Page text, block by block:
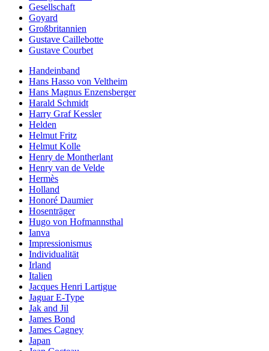
Gesellschaft
Goyard
Großbritannien
Gustave Caillebotte
Gustave Courbet
Handeinband
Hans Hasso von Veltheim
Hans Magnus Enzensberger
Harald Schmidt
Harry Graf Kessler
Helden
Helmut Fritz
Helmut Kolle
Henry de Montherlant
Henry van de Velde
Hermès
Holland
Honoré Daumier
Hosenträger
Hugo von Hofmannsthal
Ianva
Impressionismus
Individualität
Irland
Italien
Jacques Henri Lartigue
Jaguar E-Type
Jak and Jil
James Bond
James Cagney
Japan